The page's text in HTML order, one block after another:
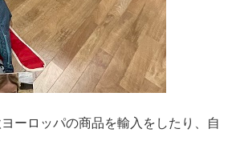
ーロッパの商品を輸入をしたり、自